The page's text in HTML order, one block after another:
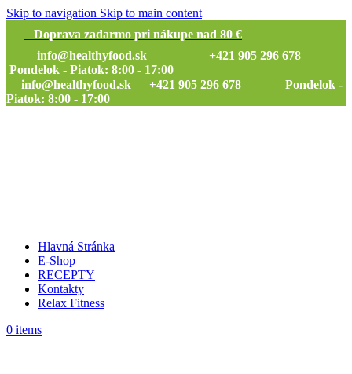
Skip to navigation Skip to main content
Doprava zadarmo pri nákupe nad 80 €
info@healthyfood.sk
+421 905 296 678
Pondelok - Piatok: 8:00 - 17:00
info@healthyfood.sk
+421 905 296 678 Pondelok -
Piatok: 8:00 - 17:00
Hlavná Stránka
E-Shop
RECEPTY
Kontakty
Relax Fitness
0 items